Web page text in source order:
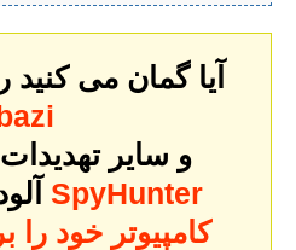
آیا گمان می
کامپیوتر خود را